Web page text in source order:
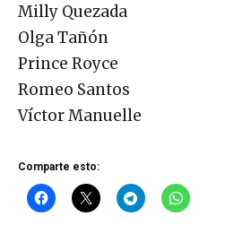
Milly Quezada
Olga Tañón
Prince Royce
Romeo Santos
Víctor Manuelle
Comparte esto: